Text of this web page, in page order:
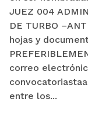
JUEZ 004
DE TURBO
hojas y
correo
entre los...